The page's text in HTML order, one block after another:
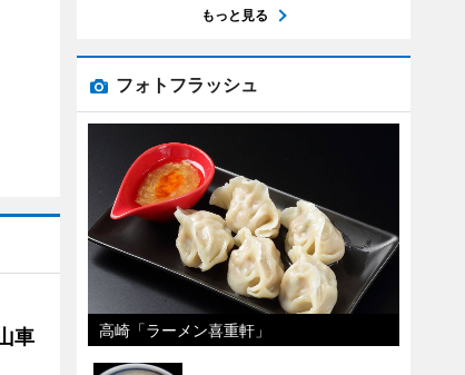
車
もっと見る
フォトフラッシュ
高崎「ラーメン喜重軒」